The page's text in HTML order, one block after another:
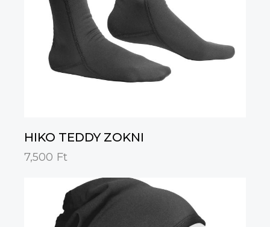
HIKO TEDDY ZOKNI
7,500 Ft